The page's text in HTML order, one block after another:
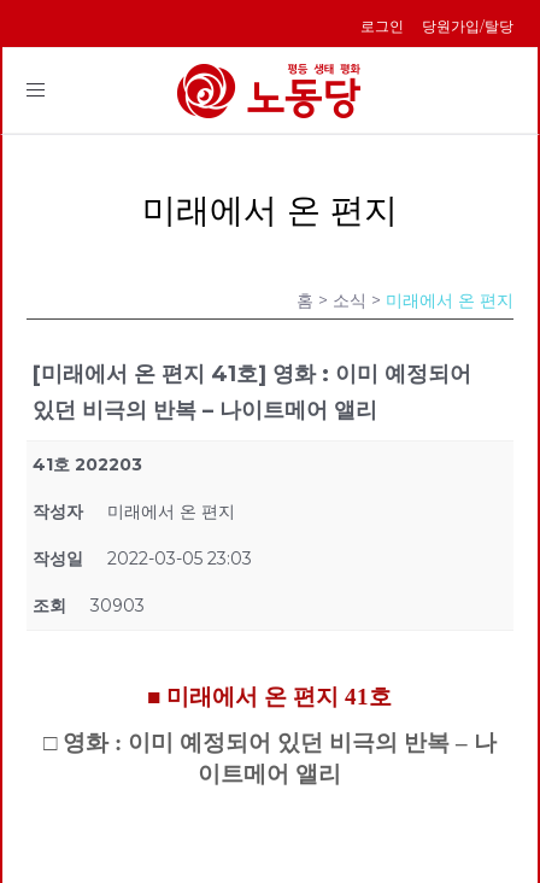
로그인 당원가입/탈당
Toggle
미래에서 온 편지
홈 > 소식 > 미래에서 온 편지
[미래에서 온 편지 41호] 영화 : 이미 예정되어
있던 비극의 반복 – 나이트메어 앨리
41호 202203
작성자 미래에서 온 편지
작성일 2022-03-05 23:03
조회 30903
■ 미래에서 온 편지 41호
□ 영화 : 이미 예정되어 있던 비극의 반복 – 나
이트메어 앨리